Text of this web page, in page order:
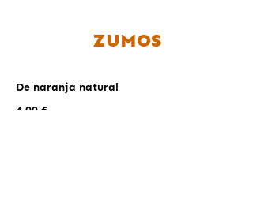
ZUMOS
De naranja natural
4,00 €